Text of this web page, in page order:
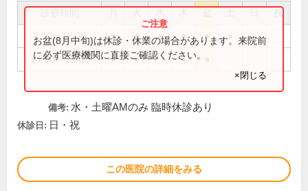
祝
8:30～12:30 ● ● ● ● ●
14:00～18:00 ● ● ●
お盆(8月中旬)は休診・休業の場合があります。来院前
に必ず医療機関に直接ご確認ください。
×閉じる
備考: 水・土曜AMのみ 臨時休診あり
休診日: 日・祝
この医院の詳細をみる